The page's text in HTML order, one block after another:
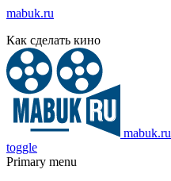
mabuk.ru
Как сделать кино
mabuk.ru
toggle
Primary menu